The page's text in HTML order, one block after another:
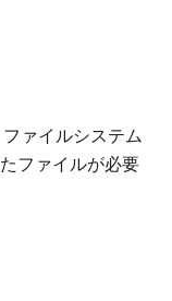
ァイルシステム
ファイルが必要